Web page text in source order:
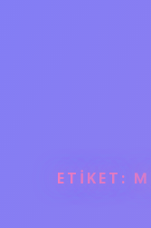
ETIKET: